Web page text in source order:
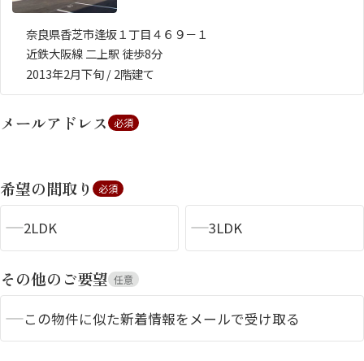
人気のカテゴリから探す
シャーメゾンとは
シャーメゾンセレクショ
奈良県香芝市逢坂１丁目４６９－１
近鉄大阪線 二上駅 徒歩8分
2013年2月下旬 / 2階建て
メールアドレス 必須
希望の間取り 必須
2LDK 3LDK
その他のご要望 任意
この物件に似た新着情報をメールで受け取る